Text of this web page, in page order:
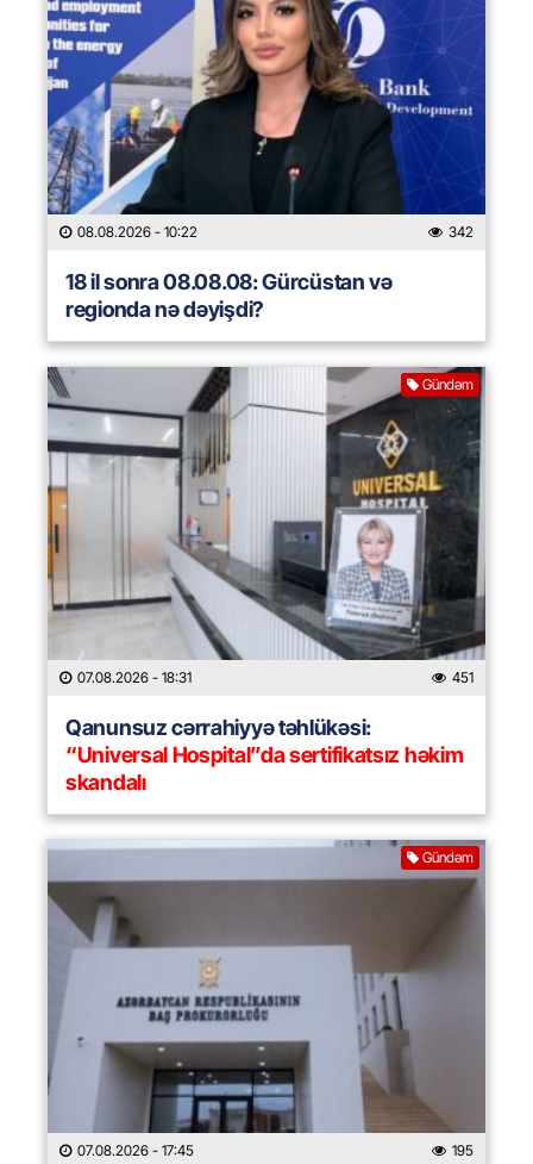
08.08.2026 - 10:22 342
18 il sonra 08.08.08: Gürcüstan və
regionda nə dəyişdi?
Gündəm
07.08.2026 - 18:31 451
Qanunsuz cərrahiyyə təhlükəsi:
“Universal Hospital”da sertifikatsız həkim
skandalı
Gündəm
07.08.2026 - 17:45 195